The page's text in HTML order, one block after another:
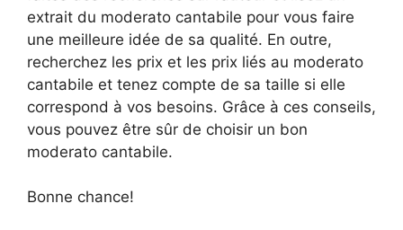
extrait du moderato cantabile pour vous faire
une meilleure idée de sa qualité. En outre,
recherchez les prix et les prix liés au moderato
cantabile et tenez compte de sa taille si elle
correspond à vos besoins. Grâce à ces conseils,
vous pouvez être sûr de choisir un bon
moderato cantabile.
Bonne chance!